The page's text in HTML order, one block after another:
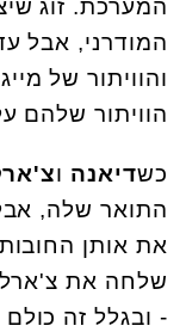
המערכת. זוג
המודרני, אבל
והוויתור של
הוויתור שלהם
כשדיאנה ו
התואר שלה,
את אותן
שלחה את
- ובגלל זה